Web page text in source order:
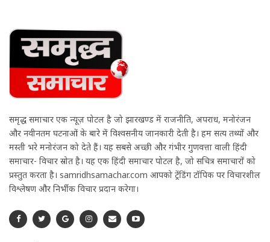
समृद्ध समाचार एक न्यूज़ पोर्टल है जो झारखण्ड में राजनीति, अपराध, मनोरंजन
और नवीनतम घटनाओं के बारे में विश्वसनीय जानकारी देती है। हम सत्य तथ्यों और
मस्ती भरे मनोरंजन को देते हैं। यह सबसे अच्छी और गंभीर गुणवत्ता वाली हिंदी
समाचार- विचार स्रोत है। यह एक हिंदी समाचार पोर्टल है, जो सचित्र समाचारों को
प्रस्तुत करता है। samridhsamachar.com आपको ट्रेंडिंग टॉपिक पर विचारशील
विश्लेषण और निर्भीक विचार प्रदान करेगा।